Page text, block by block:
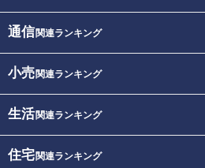
通信関連ランキング
小売関連ランキング
生活関連ランキング
住宅関連ランキング